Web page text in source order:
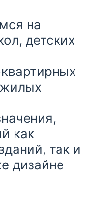
на
детских
как
так и
дизайне